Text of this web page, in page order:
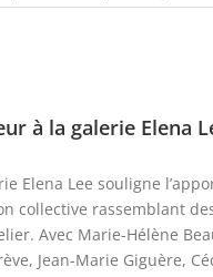
à la galerie Elena
Elena Lee souligne
collective rassemblant
Avec Marie-Hélène
Jean-Marie Giguère,